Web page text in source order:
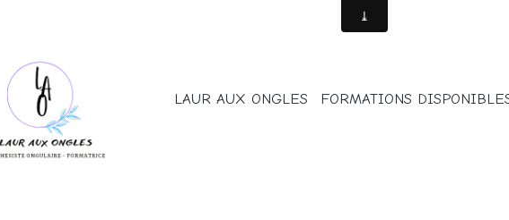
LAUR AUX ONGLES FORMATIONS